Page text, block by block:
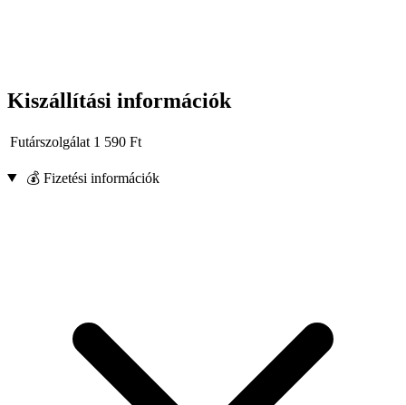
Kiszállítási információk
Futárszolgálat 1 590 Ft
💰 Fizetési információk